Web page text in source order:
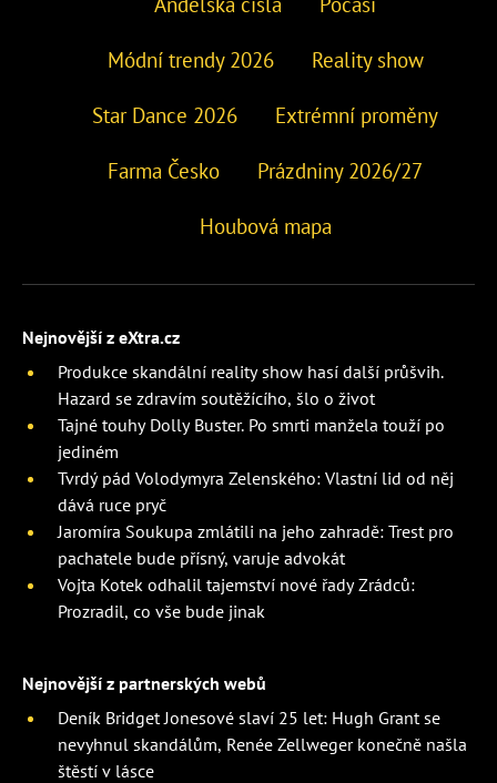
Módní trendy 2026 Reality show
Star Dance 2026 Extrémní proměny
Farma Česko Prázdniny 2026/27
Houbová mapa
Nejnovější z eXtra.cz
Produkce skandální reality show hasí další průšvih.
Hazard se zdravím soutěžícího, šlo o život
Tajné touhy Dolly Buster. Po smrti manžela touží po
jediném
Tvrdý pád Volodymyra Zelenského: Vlastní lid od něj
dává ruce pryč
Jaromíra Soukupa zmlátili na jeho zahradě: Trest pro
pachatele bude přísný, varuje advokát
Vojta Kotek odhalil tajemství nové řady Zrádců:
Prozradil, co vše bude jinak
Nejnovější z partnerských webů
Deník Bridget Jonesové slaví 25 let: Hugh Grant se
nevyhnul skandálům, Renée Zellweger konečně našla
štěstí v lásce